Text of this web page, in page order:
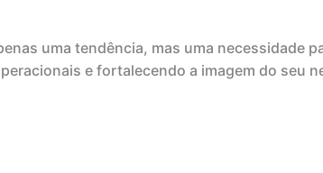
uma tendência, mas uma necessidade
e fortalecendo a imagem do seu